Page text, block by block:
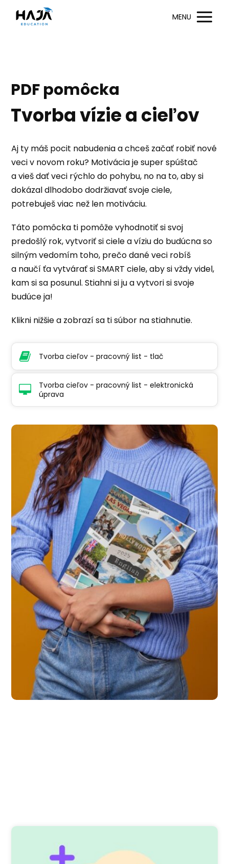
MENU
PDF pomôcka
Tvorba vízie a cieľov
Aj ty máš pocit nabudenia a chceš začať robiť nové
veci v novom roku? Motivácia je super spúštač
a vieš dať veci rýchlo do pohybu, no na to, aby si
dokázal dlhodobo dodržiavať svoje ciele,
potrebuješ viac než len motiváciu.
Táto pomôcka ti pomôže vyhodnotiť si svoj
predošlý rok, vytvoriť si ciele a víziu do budúcna so
silným vedomím toho, prečo dané veci robíš
a naučí ťa vytvárať si SMART ciele, aby si vždy videl,
kam si sa posunul. Stiahni si ju a vytvori si svoje
budúce ja!
Klikni nižšie a zobrazí sa ti súbor na stiahnutie.
Tvorba cieľov - pracovný list - tlač
Tvorba cieľov - pracovný list - elektronická
úprava